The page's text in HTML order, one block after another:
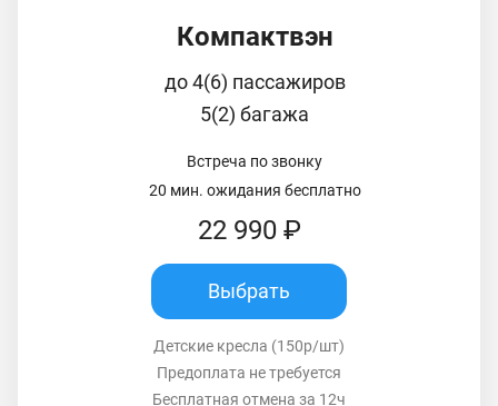
Компактвэн
до 4(6) пассажиров
5(2) багажа
Встреча по звонку
20 мин. ожидания бесплатно
22 990 ₽
Выбрать
Детские кресла (150р/шт)
Предоплата не требуется
Бесплатная отмена за 12ч